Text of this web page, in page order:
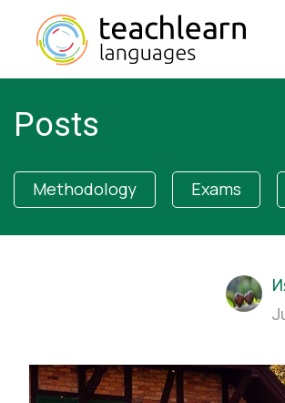
Posts
Methodology Exams